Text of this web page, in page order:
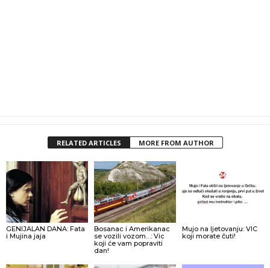
RELATED ARTICLES MORE FROM AUTHOR
GENIJALAN DANA: Fata
i Mujina jaja
Bosanac i Amerikanac
se vozili vozom…: Vic
koji će vam popraviti
dan!
Mujo na ljetovanju: VIC
koji morate čuti!